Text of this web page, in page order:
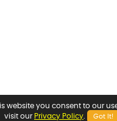
website you consent to our
visit our Privacy Policy Got It!